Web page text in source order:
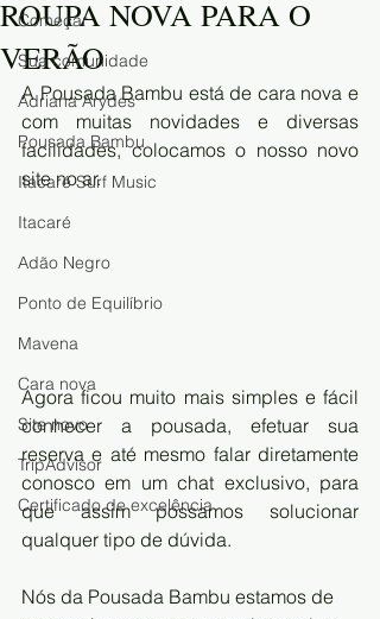
Começar
Sua comunidade
Adriana Arydes
Pousada Bambu
Itacaré Surf Music
Itacaré
Adão Negro
Ponto de Equilíbrio
Mavena
Cara nova
Site novo
TripAdvisor
Certificado de excelência
ROUPA NOVA PARA O
VERÃO
A Pousada Bambu está de cara nova e
com muitas novidades e diversas
facilidades, colocamos o nosso novo
site no ar.
Agora ficou muito mais simples e fácil
conhecer a pousada, efetuar sua
reserva e até mesmo falar diretamente
conosco em um chat exclusivo, para
que assim possamos solucionar
qualquer tipo de dúvida.
Nós da Pousada Bambu estamos de